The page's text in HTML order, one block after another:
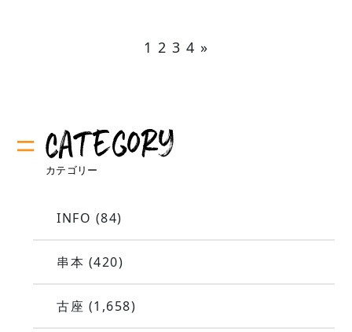
1 2 3 4 »
INFO (84)
串本 (420)
古座 (1,658)